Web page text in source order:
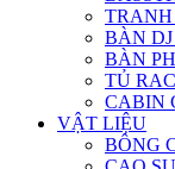
TRANH
BÀN
BÀN
TỦ
CABIN
VẬT LIỆU
BÔNG